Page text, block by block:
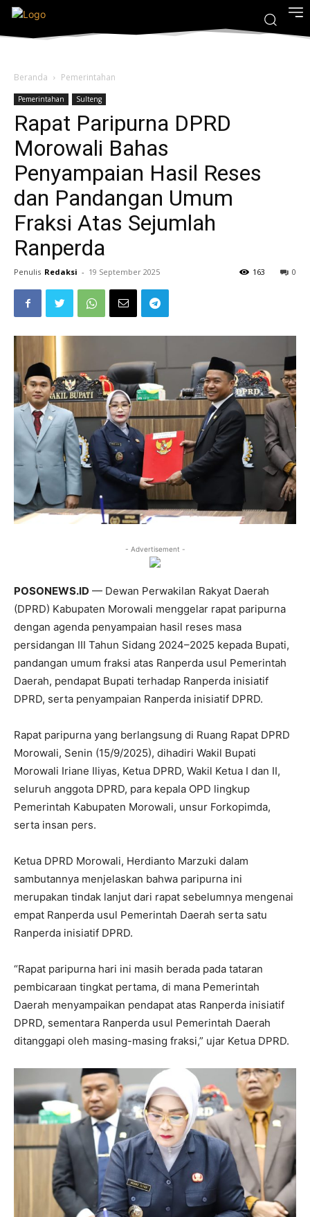
Beranda Pemerintahan
Pemerintahan Sulteng
Rapat Paripurna DPRD
Morowali Bahas
Penyampaian Hasil Reses
dan Pandangan Umum
Fraksi Atas Sejumlah
Ranperda
Penulis Redaksi - 19 September 2025 0
163
- Advertisement -
POSONEWS.ID — Dewan Perwakilan Rakyat Daerah
(DPRD) Kabupaten Morowali menggelar rapat paripurna
dengan agenda penyampaian hasil reses masa
persidangan III Tahun Sidang 2024–2025 kepada Bupati,
pandangan umum fraksi atas Ranperda usul Pemerintah
Daerah, pendapat Bupati terhadap Ranperda inisiatif
DPRD, serta penyampaian Ranperda inisiatif DPRD.
Rapat paripurna yang berlangsung di Ruang Rapat DPRD
Morowali, Senin (15/9/2025), dihadiri Wakil Bupati
Morowali Iriane Iliyas, Ketua DPRD, Wakil Ketua I dan II,
seluruh anggota DPRD, para kepala OPD lingkup
Pemerintah Kabupaten Morowali, unsur Forkopimda,
serta insan pers.
Ketua DPRD Morowali, Herdianto Marzuki dalam
sambutannya menjelaskan bahwa paripurna ini
merupakan tindak lanjut dari rapat sebelumnya mengenai
empat Ranperda usul Pemerintah Daerah serta satu
Ranperda inisiatif DPRD.
“Rapat paripurna hari ini masih berada pada tataran
pembicaraan tingkat pertama, di mana Pemerintah
Daerah menyampaikan pendapat atas Ranperda inisiatif
DPRD, sementara Ranperda usul Pemerintah Daerah
ditanggapi oleh masing-masing fraksi,” ujar Ketua DPRD.